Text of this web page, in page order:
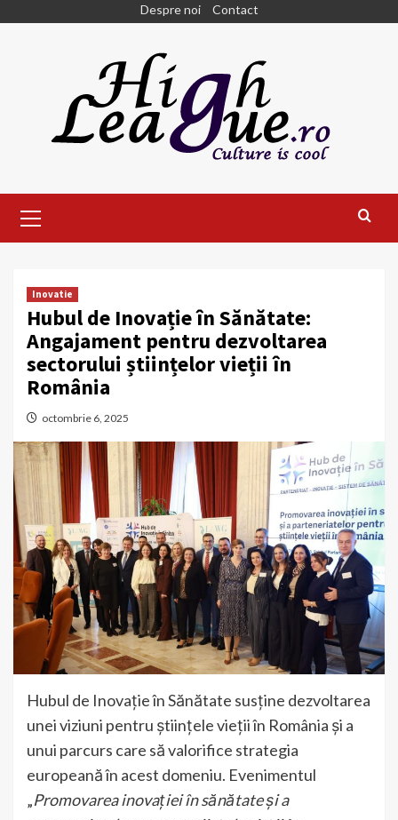
Despre noi Contact
Menu
Inovatie
Hubul de Inovație în Sănătate:
Angajament pentru dezvoltarea
sectorului științelor vieții în
România
octombrie 6, 2025
Hubul de Inovație în Sănătate susține dezvoltarea
unei viziuni pentru științele vieții în România și a
unui parcurs care să valorifice strategia
europeană în acest domeniu. Evenimentul
„Promovarea inovației în sănătate și a